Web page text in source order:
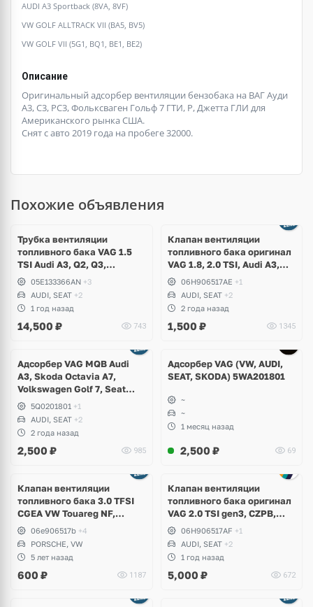
AUDI A3 Sportback (8VA, 8VF)
VW GOLF ALLTRACK VII (BA5, BV5)
VW GOLF VII (5G1, BQ1, BE1, BE2)
Описание
Оригинальный адсорбер вентиляции бензобака на ВАГ Ауди
А3, С3, РС3, Фольксваген Гольф 7 ГТИ, Р, Джетта ГЛИ для
Американского рынка США.
Снят с авто 2019 года на пробеге 32000.
Похожие объявления
Трубка вентиляции
топливного бака VAG 1.5
TSI Audi A3, Q2, Q3,
Volkswagen Golf 7, 8,
Passat B8, T-Roc, Skoda
Octavia, Kodiaq, Karoq,
Superb, Seat Leon, Ateca
05E133366AN +3
AUDI, SEAT +2
1 год назад
14,500 ₽ 743
Клапан вентиляции
топливного бака оригинал
VAG 1.8, 2.0 TSI, Audi A3,
S3, TT, TTS, Q2, Q3,
Volkswagen Arteon, Golf 7.5
R, GTI, Tiguan, Passat, T-
Roc, Skoda Octavia A7,
Superb, Seat Leon
06H906517AE +1
AUDI, SEAT +2
2 года назад
1,500 ₽ 1345
Адсорбер VAG MQB Audi
A3, Skoda Octavia A7,
Volkswagen Golf 7, Seat
Leon5Q0201801 +1
AUDI, SEAT +2
2 года назад
2,500 ₽ 985
Адсорбер VAG (VW, AUDI,
SEAT, SKODA) 5WA201801
~
~
1 месяц назад
2,500 ₽ 69
Клапан вентиляции
топливного бака 3.0 TFSI
CGEA VW Touareg NF,
Porsche Cayenne S Hybrid
06e906517b +4
PORSCHE, VW
5 лет назад
600 ₽ 1187
Клапан вентиляции
топливного бака оригинал
VAG 2.0 TSI gen3, CZPB,
DKZA, Audi A3, Q3,
Volkswagen Arteon, Passat
B8, Tiguan, T-Roc, Skoda
Kodiaq, Octavia, Superb,
Seat Leon, Ateca,
06H906517AF +1
AUDI, SEAT +2
1 год назад
5,000 ₽ 672